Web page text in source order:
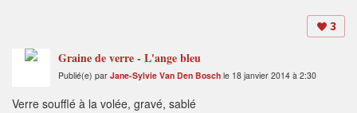
3
Graine de verre - L'ange bleu
Publié(e) par Jane-Sylvie Van Den Bosch le 18 janvier 2014 à 2:30
Verre soufflé à la volée, gravé, sablé